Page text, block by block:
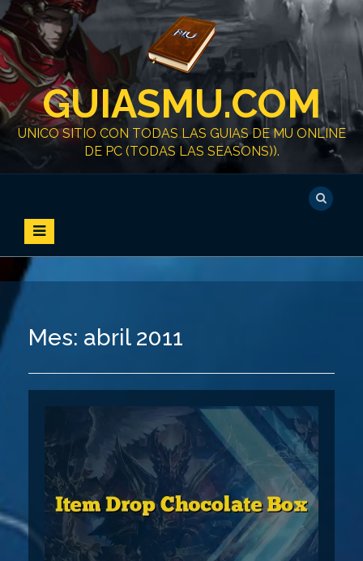
k
i
p
t
c
o
GUIASMU.COM
UNICO SITIO CON TODAS LAS GUIAS DE MU ONLINE
DE PC (TODAS LAS SEASONS)).
Mes: abril 2011